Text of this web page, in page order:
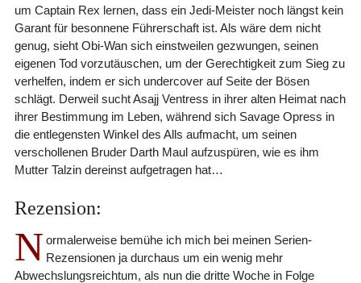
um Captain Rex lernen, dass ein Jedi-Meister noch längst kein
Garant für besonnene Führerschaft ist. Als wäre dem nicht
genug, sieht Obi-Wan sich einstweilen gezwungen, seinen
eigenen Tod vorzutäuschen, um der Gerechtigkeit zum Sieg zu
verhelfen, indem er sich undercover auf Seite der Bösen
schlägt. Derweil sucht Asajj Ventress in ihrer alten Heimat nach
ihrer Bestimmung im Leben, während sich Savage Opress in
die entlegensten Winkel des Alls aufmacht, um seinen
verschollenen Bruder Darth Maul aufzuspüren, wie es ihm
Mutter Talzin dereinst aufgetragen hat…
Rezension:
N ormalerweise bemühe ich mich bei meinen Serien-
Rezensionen ja durchaus um ein wenig mehr
Abwechslungsreichtum, als nun die dritte Woche in Folge